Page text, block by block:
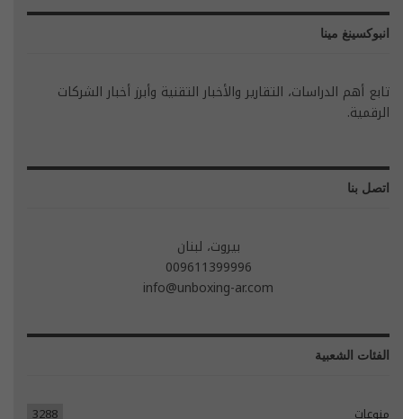
انبوكسينغ مينا
تابع أهم الدراسات، التقارير والأخبار التقنية وأبرز أخبار الشركات
الرقمية.
اتصل بنا
بيروت، لبنان
009611399996
info@unboxing-ar.com
الفئات الشعبية
منوعات 3288